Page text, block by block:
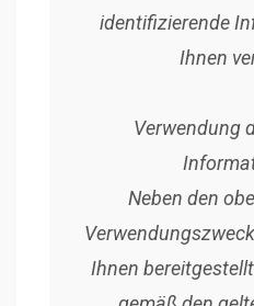
identifizierende
Ihnen
Verwendung
Neben den
Ihnen